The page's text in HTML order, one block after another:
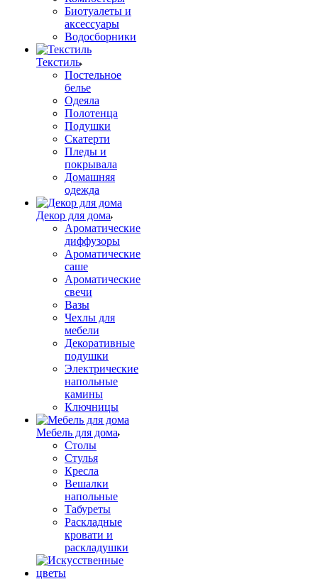
Биотуалеты и
аксессуары
Водосборники
Текстиль
Постельное
белье
Одеяла
Полотенца
Подушки
Скатерти
Пледы и
покрывала
Домашняя
одежда
Декор для дома
Ароматические
диффузоры
Ароматические
саше
Ароматические
свечи
Вазы
Чехлы для
мебели
Декоративные
подушки
Электрические
напольные
камины
Ключницы
Мебель для дома
Столы
Стулья
Кресла
Вешалки
напольные
Табуреты
Раскладные
кровати и
раскладушки